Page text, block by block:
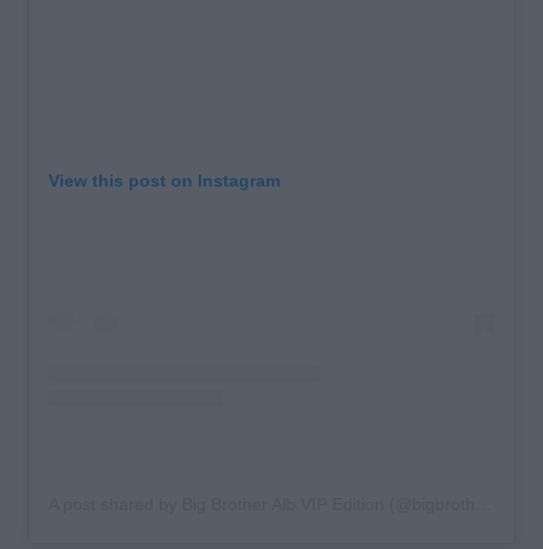
View this post on Instagram